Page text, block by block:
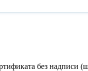
без